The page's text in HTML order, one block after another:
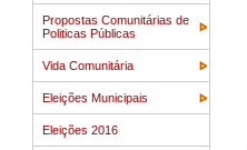
Propostas Comunitárias de
Politicas Públicas
Vida Comunitária
Eleições Municipais
Eleições 2016